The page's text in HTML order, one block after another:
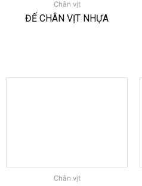
Chân vịt
ĐẾ CHÂN VỊT NHỰA
Chân vịt